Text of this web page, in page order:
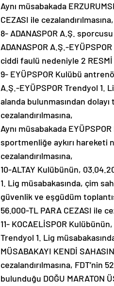
Aynı müsabakada
CEZASI ile cezalandırılmasına,
8- ADANASPOR A.Ş.
ADANASPOR A.Ş.-
ciddi faulü nedeniyle 2 RESMİ
9- EYÜPSPOR Kulübü
A.Ş.-EYÜPSPOR Trendyol 1.
alanda bulunmasından dolayı
cezalandırılmasına,
Aynı müsabakada
sportmenliğe aykırı hareketi
cezalandırılmasına,
10-ALTAY Kulübünün,
1. Lig müsabakasında, çim
güvenlik ve eşgüdüm
56.000-TL PARA CEZASI ile
11- KOCAELİSPOR
Trendyol 1. Lig
MÜSABAKAYI KENDİ
cezalandırılmasına, FDT’nin
bulunduğu DOĞU MARATON